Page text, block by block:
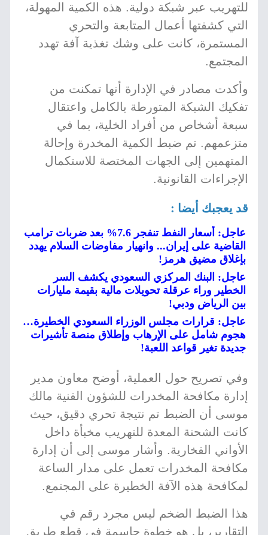
للتهريب عبر شبكة دولية. هذه الكمية المهولة،
التي كشفتها أعمال المتابعة والتحري
المستمرة، كانت على وشك تغذية آفة تهدد
المجتمع.
وأكدت مصادر في الإدارة أنها تمكنت من
تفكيك الشبكة المتورطة بالكامل واعتقال
سبعة أشخاص من أفراد الخلية، بما في
متزعمهم. تم ضبط الكمية المخدرة وإحالة
المتهمين إلى الجهات المختصة للاستكمال
الإجراءات القانونية.
قد يعجبك أيضا :
عاجل: أسعار النفط تنفجر 7.6% بعد ضربات ترامب
القاضية على إيران... وانهيار مفاوضات السلام يهدد
بإغلاق مضيق هرمز!
عاجل: البنك المركزي السعودي يكشف السر
الخطير وراء عرقلة تحويلات مالية بقيمة مليارات
بين الرياض ودبي!
عاجل: قرارات مجلس الوزراء السعودي الخطيرة…
هجوم شامل على الإرهاب وإطلاق منصة تأشيرات
جديدة تغير قواعد اللعبة!
وفي تصريح حول العملية، أوضح معاون مدير
إدارة مكافحة المخدرات للشؤون الفنية مالك
موسى أن الضبط تم نتيجة تحري دقيق، حيث
كانت الشحنة المعدة للتهريب مخبأة داخل
الأواني الفخارية. وأشار موسى إلى أن إدارة
مكافحة المخدرات تعمل على مدار الساعة
لمكافحة هذه الآفة الخطيرة على المجتمع.
هذا الضبط الضخم ليس مجرد رقم في
التقارير، بل هو خطوة حاسمة في قطع طريق